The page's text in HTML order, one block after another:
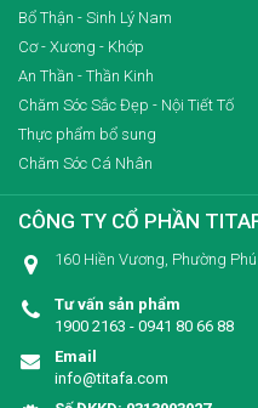
Bổ Thận - Sinh Lý Nam
Cơ - Xương - Khớp
An Thần - Thần Kinh
Chăm Sóc Sắc Đẹp - Nội Tiết Tố
Thực phẩm bổ sung
Chăm Sóc Cá Nhân
CÔNG TY CỔ PHẦN
160 Hiền Vương, Phường
Tư vấn sản phẩm
1900 2163 - 0941 80 66 88
Email
info@titafa.com